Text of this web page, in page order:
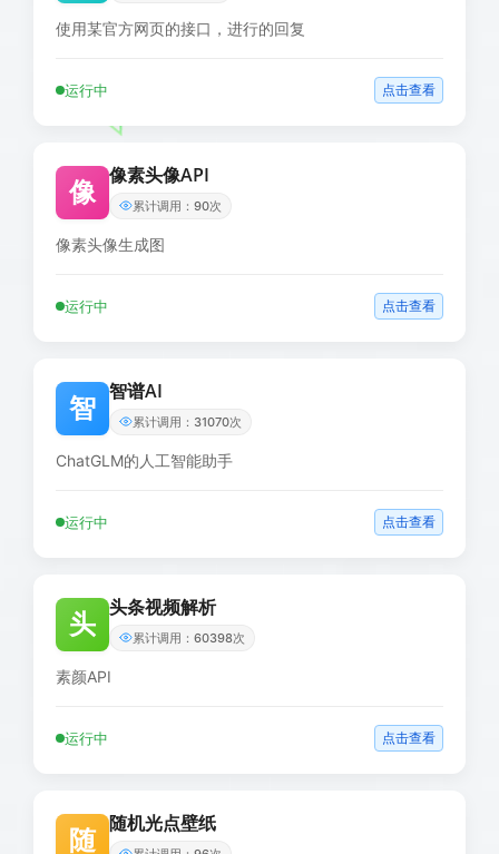
使用某官方网页的接口，进行的回复
运行中 点击查看
像
像素头像API
累计调用：90次
像素头像生成图
运行中 点击查看
智
智谱AI
累计调用：31070次
ChatGLM的人工智能助手
运行中 点击查看
头
头条视频解析
累计调用：60398次
素颜API
运行中 点击查看
随
随机光点壁纸